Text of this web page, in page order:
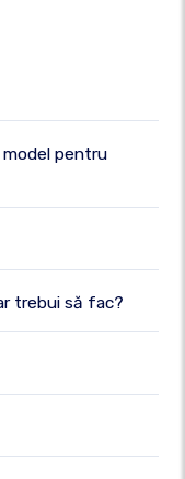
pentru
trebui să fac?